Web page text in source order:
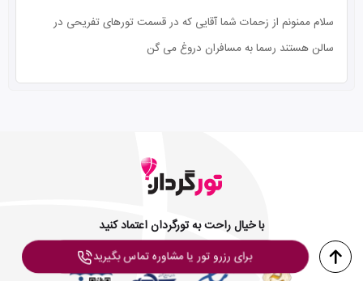
سلام ممنونم از زحمات شما آقایی که در قسمت تورهای تفریحی در
سالن هستند رسما به مسافران دروغ می گن
برای رزرو تور یا مشاوره تماس بگیرید
با خیال راحت به تورگردان اعتماد کنید